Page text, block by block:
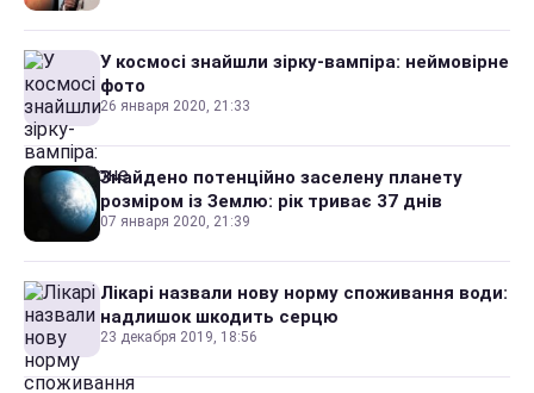
У космосі знайшли зірку-вампіра: неймовірне
фото
26 января 2020, 21:33
Знайдено потенційно заселену планету
розміром із Землю: рік триває 37 днів
07 января 2020, 21:39
Лікарі назвали нову норму споживання води:
надлишок шкодить серцю
23 декабря 2019, 18:56